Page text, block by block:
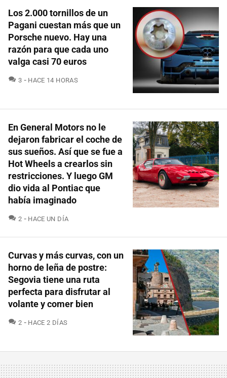
Los 2.000 tornillos de un
Pagani cuestan más que un
Porsche nuevo. Hay una
razón para que cada uno
valga casi 70 euros
3 COMENTARIOS
HACE 14 HORAS
En General Motors no le
dejaron fabricar el coche de
sus sueños. Así que se fue a
Hot Wheels a crearlos sin
restricciones. Y luego GM
dio vida al Pontiac que
había imaginado
2 COMENTARIOS
HACE UN DÍA
Curvas y más curvas, con un
horno de leña de postre:
Segovia tiene una ruta
perfecta para disfrutar al
volante y comer bien
2 COMENTARIOS
HACE 2 DÍAS